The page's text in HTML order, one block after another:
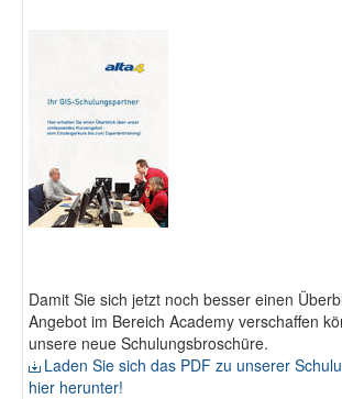
Damit Sie sich jetzt noch besser einen
Angebot im Bereich Academy verschaffen
unsere neue Schulungsbroschüre.
Laden Sie sich das PDF zu unserer
hier herunter!